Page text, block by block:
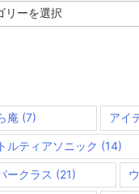
庵 (7) アイ
ルティアソニック (14)
ークラス (21)